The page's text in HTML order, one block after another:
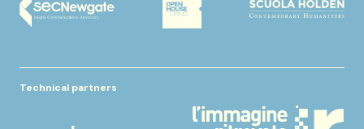
Technical partners